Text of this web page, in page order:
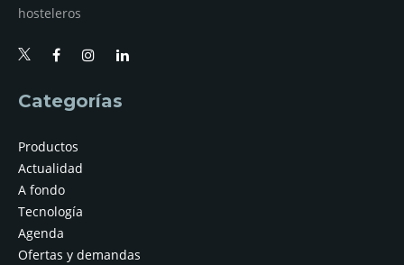
hosteleros
Categorías
Productos
Actualidad
A fondo
Tecnología
Agenda
Ofertas y demandas